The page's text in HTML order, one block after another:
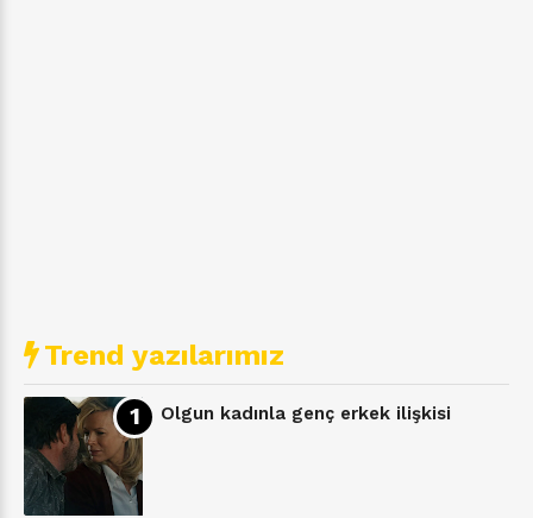
Trend yazılarımız
Olgun kadınla genç erkek ilişkisi